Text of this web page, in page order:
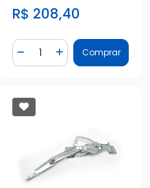
R$ 208,40
Diminuir Quantidade
Quantidade
AdicionarComprar